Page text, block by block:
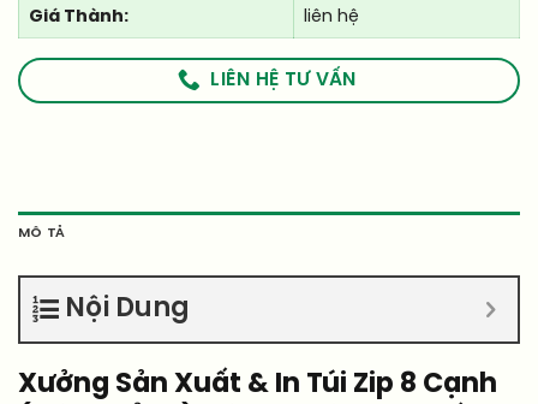
Giá Thành: liên hệ
LIÊN HỆ TƯ VẤN
MÔ TẢ
Nội Dung
Xưởng Sản Xuất & In Túi Zip 8 Cạnh